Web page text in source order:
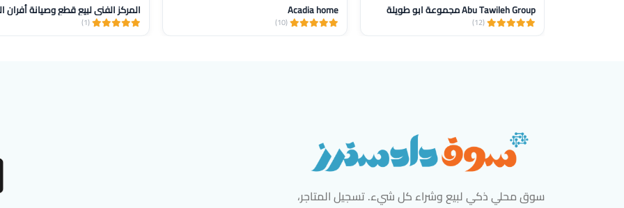
Abu Tawileh Group مجموعة ابو طويلة
(12)
Acadia home
(10)
المركز الفني لبيع قطع وصيانة أفران
(1)
سوق محلي ذكي لبيع وشراء كل شيء. تسجيل المتاجر،